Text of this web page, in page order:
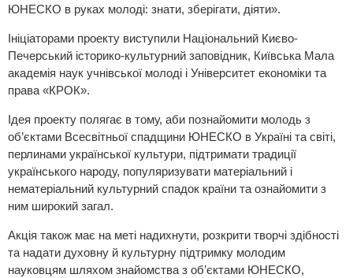
ЮНЕСКО в руках молоді: знати, зберігати, діяти».
Ініціаторами проекту виступили Національний Києво-
Печерський історико-культурний заповідник, Київська Мала
академія наук учнівської молоді і Університет економіки та
права «КРОК».
Ідея проекту полягає в тому, аби познайомити молодь з
об’єктами Всесвітньої спадщини ЮНЕСКО в Україні та світі,
перлинами української культури, підтримати традиції
українського народу, популяризувати матеріальний і
нематеріальний культурний спадок країни та ознайомити з
ним широкий загал.
Акція також має на меті надихнути, розкрити творчі здібності
та надати духовну й культурну підтримку молодим
науковцям шляхом знайомства з об’єктами ЮНЕСКО,